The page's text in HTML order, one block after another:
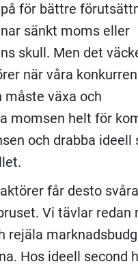
för bättre
sänkt moms eller
skull. Men det
när våra
måste växa och
momsen helt för
och drabba ideell
får desto
Vi tävlar redan
rejäla
Hos ideell second